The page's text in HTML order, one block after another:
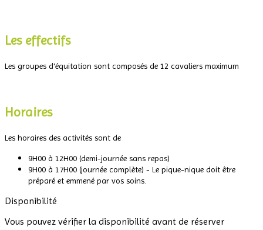
Les effectifs
Les groupes d'équitation sont composés de 12 cavaliers maximum
Horaires
Les horaires des activités sont de
9H00 à 12H00 (demi-journée sans repas)
9H00 à 17H00 (journée complète) - Le pique-nique doit être
préparé et emmené par vos soins.
Disponibilité
Vous pouvez vérifier la disponibilité avant de réserver